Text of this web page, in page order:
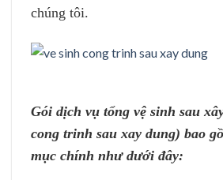
chúng tôi.
Gói dịch vụ tổng vệ sinh sau
cong trinh sau xay dung) bao
mục chính như dưới đây: